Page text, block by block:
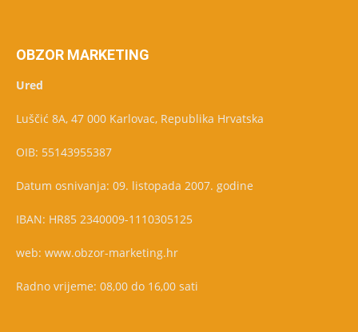
OBZOR MARKETING
Ured
Luščić 8A, 47 000 Karlovac, Republika Hrvatska
OIB: 55143955387
Datum osnivanja: 09. listopada 2007. godine
IBAN: HR85 2340009-1110305125
web: www.obzor-marketing.hr
Radno vrijeme: 08,00 do 16,00 sati